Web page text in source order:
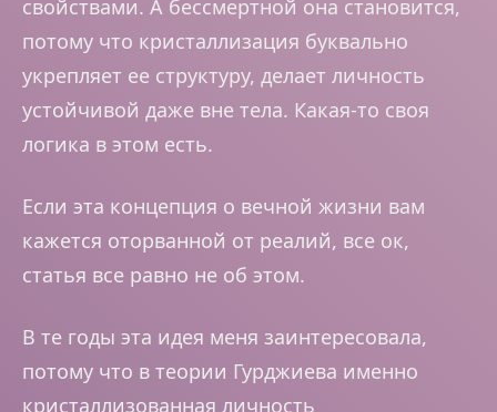
свойствами. А бессмертной она становится,
потому что кристаллизация буквально
укрепляет ее структуру, делает личность
устойчивой даже вне тела. Какая-то своя
логика в этом есть.
Если эта концепция о вечной жизни вам
кажется оторванной от реалий, все ок,
статья все равно не об этом.
В те годы эта идея меня заинтересовала,
потому что в теории Гурджиева именно
кристаллизованная личность